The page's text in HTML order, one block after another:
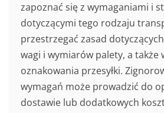
zapoznać się z wymaganiami i
dotyczącymi tego rodzaju
przestrzegać zasad
wagi i wymiarów palety, a także
oznakowania przesyłki.
wymagań może prowadzić do
dostawie lub dodatkowych